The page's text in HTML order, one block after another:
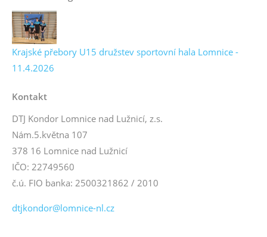
Krajské přebory U15 družstev sportovní hala Lomnice -
11.4.2026
Kontakt
DTJ Kondor Lomnice nad Lužnicí, z.s.
Nám.5.května 107
378 16 Lomnice nad Lužnicí
IČO: 22749560
č.ú. FIO banka: 2500321862 / 2010
dtjkondor@lomnice-nl.cz